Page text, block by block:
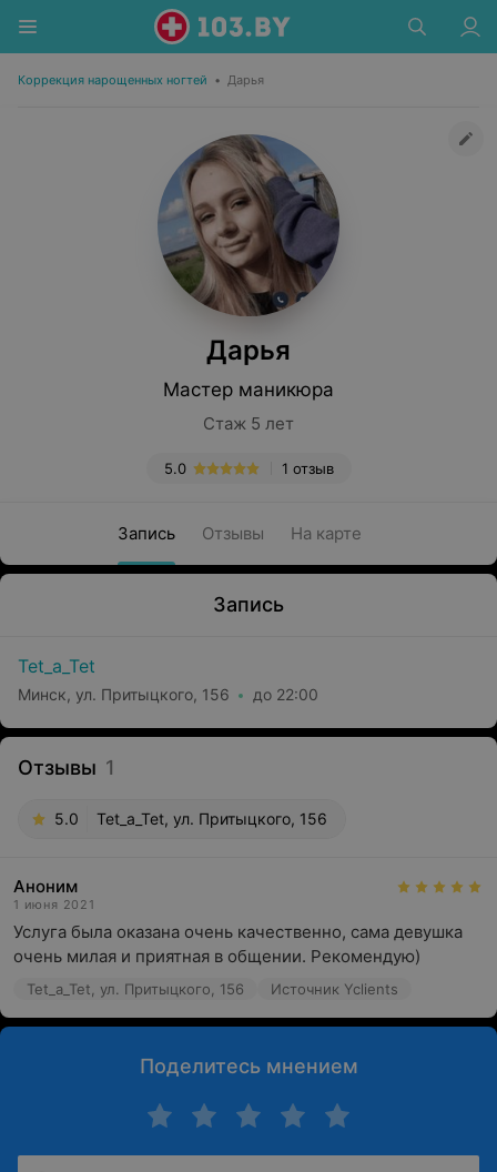
Коррекция нарощенных ногтей • Дарья
Дарья
Мастер маникюра
Стаж 5 лет
1 отзыв
5.0
Запись Отзывы На карте
Запись
Tet_a_Tet
Минск, ул. Притыцкого, 156 до 22:00
Отзывы 1
5.0 Tet_a_Tet, ул. Притыцкого, 156
Аноним
1 июня 2021
Услуга была оказана очень качественно, сама девушка
очень милая и приятная в общении. Рекомендую)
Tet_a_Tet, ул. Притыцкого, 156 Источник Yclients
Поделитесь мнением